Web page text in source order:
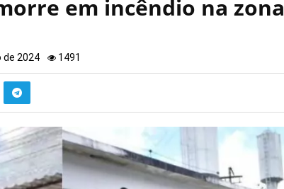
em incêndio na zona
de 2024 1491